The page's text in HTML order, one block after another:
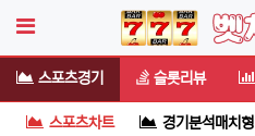
스포츠경기 슬롯리뷰
스포츠차트 경기분석매치형